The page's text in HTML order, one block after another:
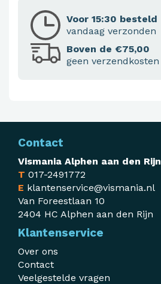
Voor 15:30 besteld
vandaag verzonden
Boven de €75,00
geen verzendkosten
Contact
Vismania Alphen aan den Rijn
T 017-2491772
E klantenservice@vismania.nl
Van Foreestlaan 10
2404 HC Alphen aan den Rijn
Klantenservice
Over ons
Contact
Veelgestelde vragen